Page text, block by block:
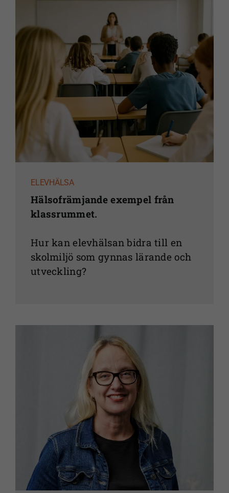
ELEVHÄLSA
Hälsofrämjande exempel från
klassrummet.
Hur kan elevhälsan bidra till en
skolmiljö som gynnas lärande och
utveckling?